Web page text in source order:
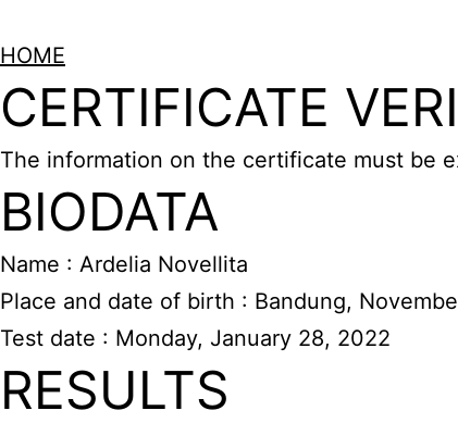
HOME
CERTIFICATE
The information on the certificate must be
BIODATA
Name : Ardelia Novellita
Place and date of birth : Bandung,
Test date : Monday, January 28, 2022
RESULTS